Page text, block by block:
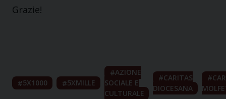
Grazie!
5X1000 5XMILLE
AZIONE
SOCIALE E
CULTURALE
CARITAS
DIOCESANA